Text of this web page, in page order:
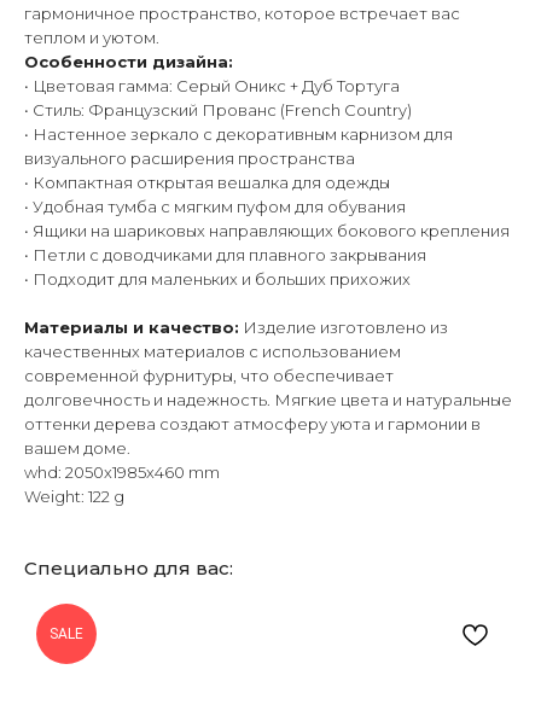
гармоничное пространство, которое встречает вас
теплом и уютом.
Особенности дизайна:
• Цветовая гамма: Серый Оникс + Дуб Тортуга
• Стиль: Французский Прованс (French Country)
• Настенное зеркало с декоративным карнизом для
визуального расширения пространства
• Компактная открытая вешалка для одежды
• Удобная тумба с мягким пуфом для обувания
• Ящики на шариковых направляющих бокового крепления
• Петли с доводчиками для плавного закрывания
• Подходит для маленьких и больших прихожих
Материалы и качество: Изделие изготовлено из
качественных материалов с использованием
современной фурнитуры, что обеспечивает
долговечность и надежность. Мягкие цвета и натуральные
оттенки дерева создают атмосферу уюта и гармонии в
вашем доме.
whd: 2050x1985x460 mm
Weight: 122 g
Специально для вас:
SALE